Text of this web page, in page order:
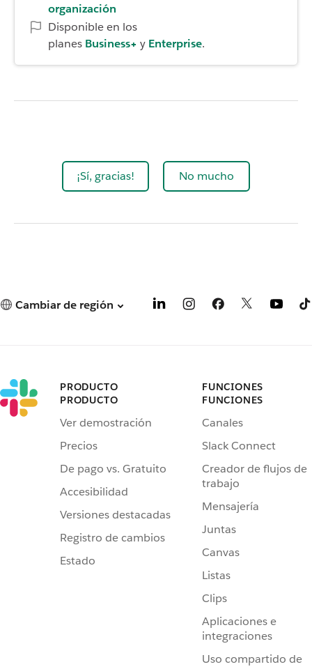
organización
Disponible en los
planes Business+ y Enterprise.
¡Sí, gracias! No mucho
Cambiar de región
PRODUCTO
PRODUCTO
Ver demostración
Precios
De pago vs. Gratuito
Accesibilidad
Versiones destacadas
Registro de cambios
Estado
FUNCIONES
FUNCIONES
Canales
Slack Connect
Creador de flujos de
trabajo
Mensajería
Juntas
Canvas
Listas
Clips
Aplicaciones e
integraciones
Uso compartido de